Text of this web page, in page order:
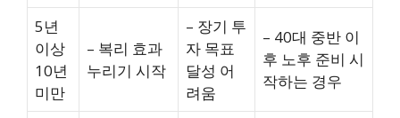
5년
이상
10년
미만
– 복리 효과
누리기 시작
– 장기 투
자 목표
달성 어
려움
– 40대 중반 이
후 노후 준비 시
작하는 경우